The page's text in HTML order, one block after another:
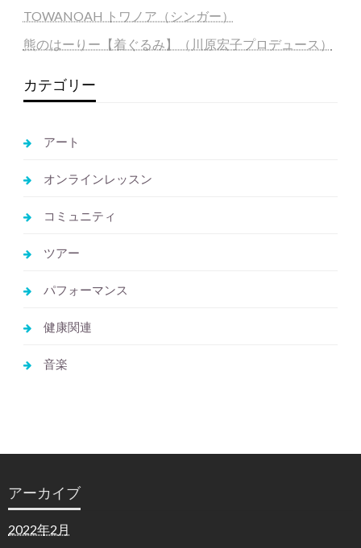
TOWANOAH トワノア（シンガー）
熊のはーりー【着ぐるみ】（川原宏子プロデュース）
カテゴリー
アート
オンラインレッスン
コミュニティ
ツアー
パフォーマンス
健康関連
音楽
アーカイブ
2022年2月